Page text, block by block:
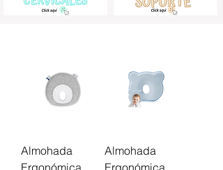
Almohada
Ergonómica
Almohada
Ergonómica